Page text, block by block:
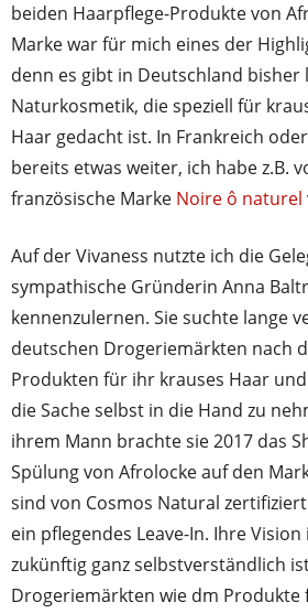
beiden Haarpflege-Produkte von
Marke war für mich eines der
denn es gibt in Deutschland bisher
Naturkosmetik, die speziell für
Haar gedacht ist. In Frankreich
bereits etwas weiter, ich habe z.B.
französische Marke Noire ô naturel
Auf der Vivaness nutzte ich die
sympathische Gründerin Anna
kennenzulernen. Sie suchte lange
deutschen Drogeriemärkten nach
Produkten für ihr krauses Haar
die Sache selbst in die Hand zu
ihrem Mann brachte sie 2017 das
Spülung von Afrolocke auf den
sind von Cosmos Natural
ein pflegendes Leave-In. Ihre Vision
zukünftig ganz selbstverständlich
Drogeriemärkten wie dm Produkte